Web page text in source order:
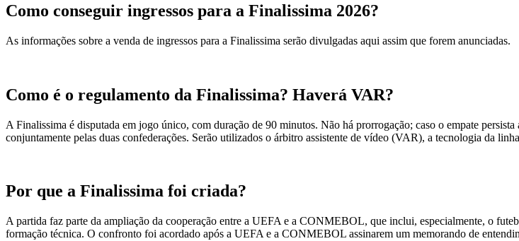
Como conseguir ingressos para a Finalissima 2026?
As informações sobre a venda de ingressos para a Finalissima serão divulgadas aqui assim que forem anunciadas.
Como é o regulamento da Finalissima? Haverá VAR?
A Finalissima é disputada em jogo único, com duração de 90 minutos. Não há prorrogação; caso o empate
conjuntamente pelas duas confederações. Serão utilizados o árbitro assistente de vídeo (VAR), a tecnologia da
Por que a Finalissima foi criada?
A partida faz parte da ampliação da cooperação entre a UEFA e a CONMEBOL, que inclui, especialmente, o
formação técnica. O confronto foi acordado após a UEFA e a CONMEBOL assinarem um memorando de